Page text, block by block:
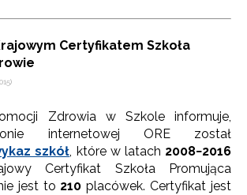
Certyfikatem Szkoła
Zdrowia w Szkole informuje,
internetowej ORE został
szkół, które w latach 2008−2016
Certyfikat Szkoła Promująca
jest to 210placówek. Certyfikat jest